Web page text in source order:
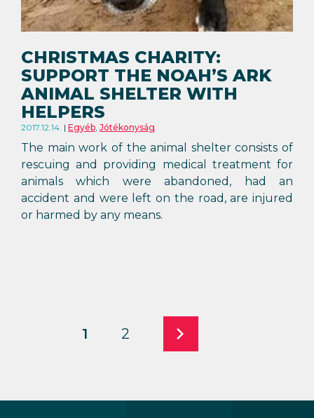
CHRISTMAS CHARITY:
SUPPORT THE NOAH’S ARK
ANIMAL SHELTER WITH
HELPERS
2017.12.14. Egyéb, Jótékonyság
The main work of the animal shelter consists of
rescuing and providing medical treatment for
animals which were abandoned, had an
accident and were left on the road, are injured
or harmed by any means.
1 2